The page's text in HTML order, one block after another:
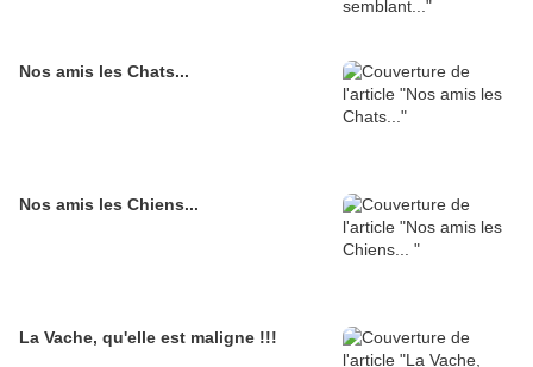
Nos amis les Chats...
Nos amis les Chiens...
La Vache, qu'elle est maligne !!!